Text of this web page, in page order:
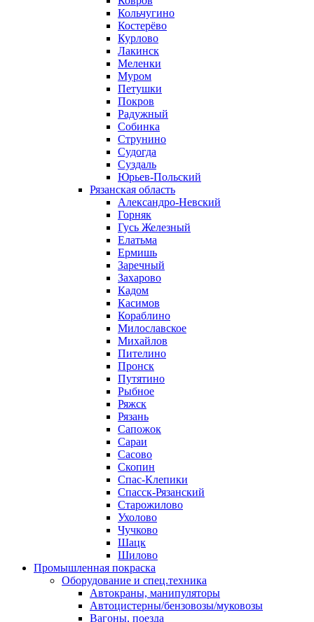
Кольчугино
Костерёво
Курлово
Лакинск
Меленки
Муром
Петушки
Покров
Радужный
Собинка
Струнино
Судогда
Суздаль
Юрьев-Польский
Рязанская область
Александро-Невский
Горняк
Гусь Железный
Елатьма
Ермишь
Заречный
Захарово
Кадом
Касимов
Кораблино
Милославское
Михайлов
Пителино
Пронск
Путятино
Рыбное
Ряжск
Рязань
Сапожок
Сараи
Сасово
Скопин
Спас-Клепики
Спасск-Рязанский
Старожилово
Ухолово
Чучково
Шацк
Шилово
Промышленная покраска
Оборудование и спец.техника
Автокраны, манипуляторы
Автоцистерны/бензовозы/муковозы
Вагоны, поезда